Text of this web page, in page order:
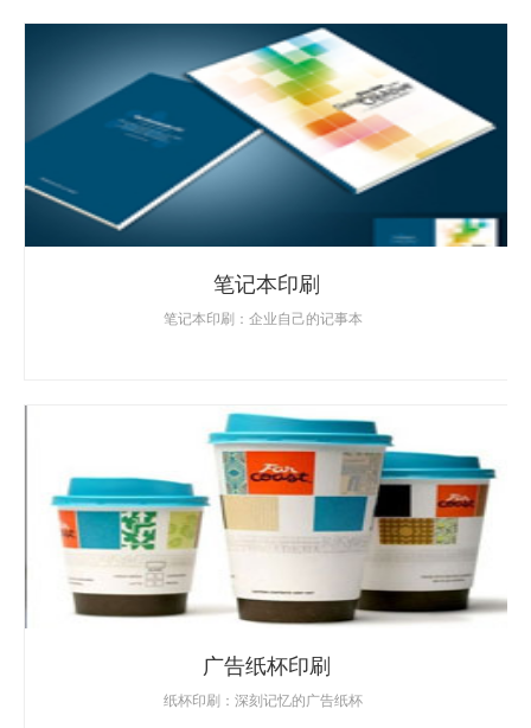
笔记本印刷
笔记本印刷：企业自己的记事本
广告纸杯印刷
纸杯印刷：深刻记忆的广告纸杯